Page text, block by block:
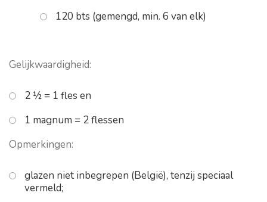
120 bts (gemengd, min. 6 van elk)
Gelijkwaardigheid:
2 ½ = 1 fles en
1 magnum = 2 flessen
Opmerkingen:
glazen niet inbegrepen (België), tenzij speciaal
vermeld;